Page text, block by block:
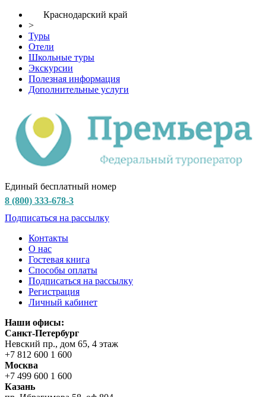
Краснодарский край
>
Туры
Отели
Школьные туры
Экскурсии
Полезная информация
Дополнительные услуги
Единый бесплатный номер
8 (800) 333-678-3
Подписаться на рассылку
Контакты
О нас
Гостевая книга
Способы оплаты
Подписаться на рассылку
Регистрация
Личный кабинет
Наши офисы:
Санкт-Петербург
Невский пр., дом 65, 4 этаж
+7 812 600 1 600
Москва
+7 499 600 1 600
Казань